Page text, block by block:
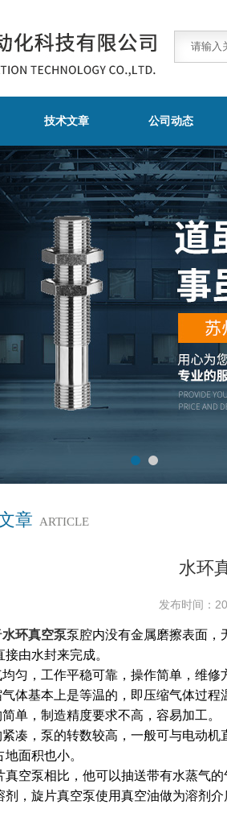
技术文章 公司动态
章 ARTICLE
水环
发布时间：
水环真空泵泵腔内没有金属磨擦表面，
接由水封来完成。
均匀，工作平稳可靠，操作简单，维修
体基本上是等温的，即压缩气体过程
单，制造精度要求不高，容易加工。
紧凑，泵的转数较高，一般可与电动
地面积也小。
真空泵相比，他可以抽送带有水蒸气
剂，旋片真空泵使用真空油做为溶剂